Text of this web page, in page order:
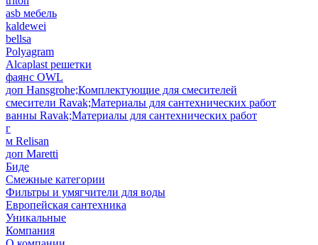
asb мебель
kaldewei
bellsa
Polyagram
Alcaplast решетки
фаянс OWL
доп Hansgrohe;Комплектующие для смесителей
смесители Ravak;Материалы для сантехнических работ
ванны Ravak;Материалы для сантехнических работ
г
м Relisan
доп Maretti
Биде
Смежные категории
Фильтры и умягчители для воды
Европейская сантехника
Уникальные
Компания